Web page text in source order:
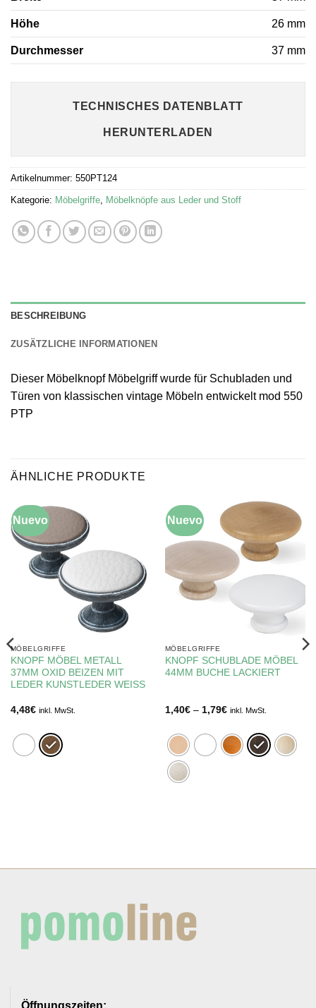
Höhe 26 mm
Durchmesser 37 mm
TECHNISCHES DATENBLATT
HERUNTERLADEN
Artikelnummer: 550PT124
Kategorie: Möbelgriffe, Möbelknöpfe aus Leder und Stoff
BESCHREIBUNG
ZUSÄTZLICHE INFORMATIONEN
Dieser Möbelknopf Möbelgriff wurde für Schubladen und
Türen von klassischen vintage Möbeln entwickelt mod 550
PTP
ÄHNLICHE PRODUKTE
Nuevo
MÖBELGRIFFE
KNOPF MÖBEL METALL
37MM OXID BEIZEN MIT
LEDER KUNSTLEDER WEISS
4,48€ inkl. MwSt.
Nuevo
MÖBELGRIFFE
KNOPF SCHUBLADE MÖBEL
44MM BUCHE LACKIERT
1,40€ – 1,79€Preisspanne:
1,79€
inkl. MwSt.